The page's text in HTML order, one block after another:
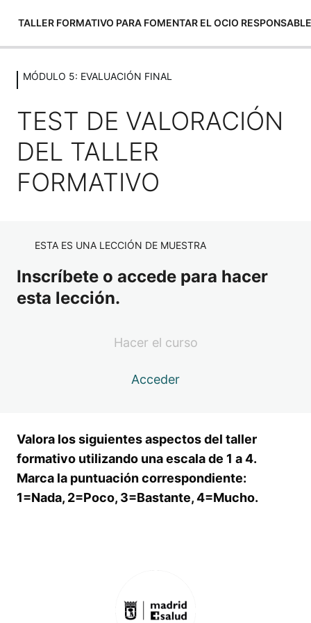
TALLER FORMATIVO PARA FOMENTAR EL OCIO RESPONSABLE
MÓDULO 1: EVALUACIÓN INICIAL
MÓDULO 2: LA DISPENSACIÓN
RESPONSABLE DE ALCOHOL
MÓDULO 3: EL CONTROL EN EL
3 lecciones, 3 cuestionarios
RESPONSABLE DE LOS
ESTABLECIMIENTOS HOSTELEROS
4 lecciones, 4 cuestionarios
LECCIÓN 15: EVALUACIÓN DE
PERCEPCIÓN ADQUIRIDA
Vista previa
TEST DE VALORACIÓN DEL TALLER
FORMATIVO
Vista previa
MÓDULO 5: EVALUACIÓN FINAL
TEST DE VALORACIÓN
DEL TALLER
FORMATIVO
ESTA ES UNA LECCIÓN DE MUESTRA
Inscríbete o accede para hacer
esta lección.
Hacer el curso
Acceder
Valora los siguientes aspectos del taller
formativo utilizando una escala de 1 a 4.
Marca la puntuación correspondiente:
1=Nada, 2=Poco, 3=Bastante, 4=Mucho.